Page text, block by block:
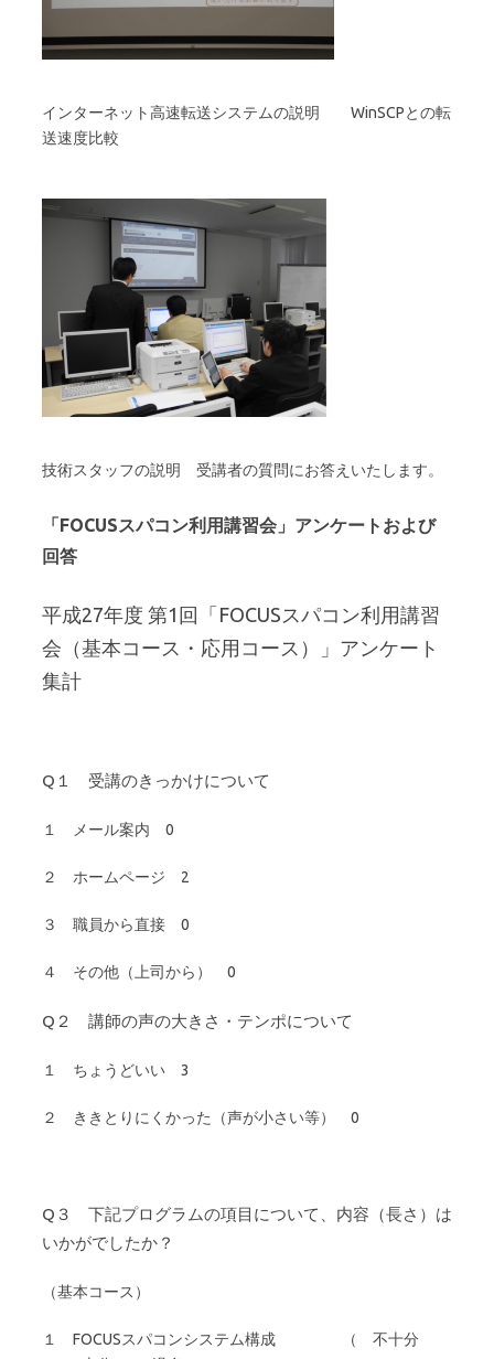
インターネット高速転送システムの説明 WinSCPとの転
送速度比較
技術スタッフの説明 受講者の質問にお答えいたします。
「FOCUSスパコン利用講習会」アンケートおよび
回答
平成27年度 第1回「FOCUSスパコン利用講習
会（基本コース・応用コース）」アンケート
集計
Q１ 受講のきっかけについて
１ メール案内 0
２ ホームページ 2
３ 職員から直接 0
４ その他（上司から） 0
Q２ 講師の声の大きさ・テンポについて
１ ちょうどいい 3
２ ききとりにくかった（声が小さい等） 0
Q３ 下記プログラムの項目について、内容（長さ）は
いかがでしたか？
（基本コース）
１ FOCUSスパコンシステム構成 （ 不十分